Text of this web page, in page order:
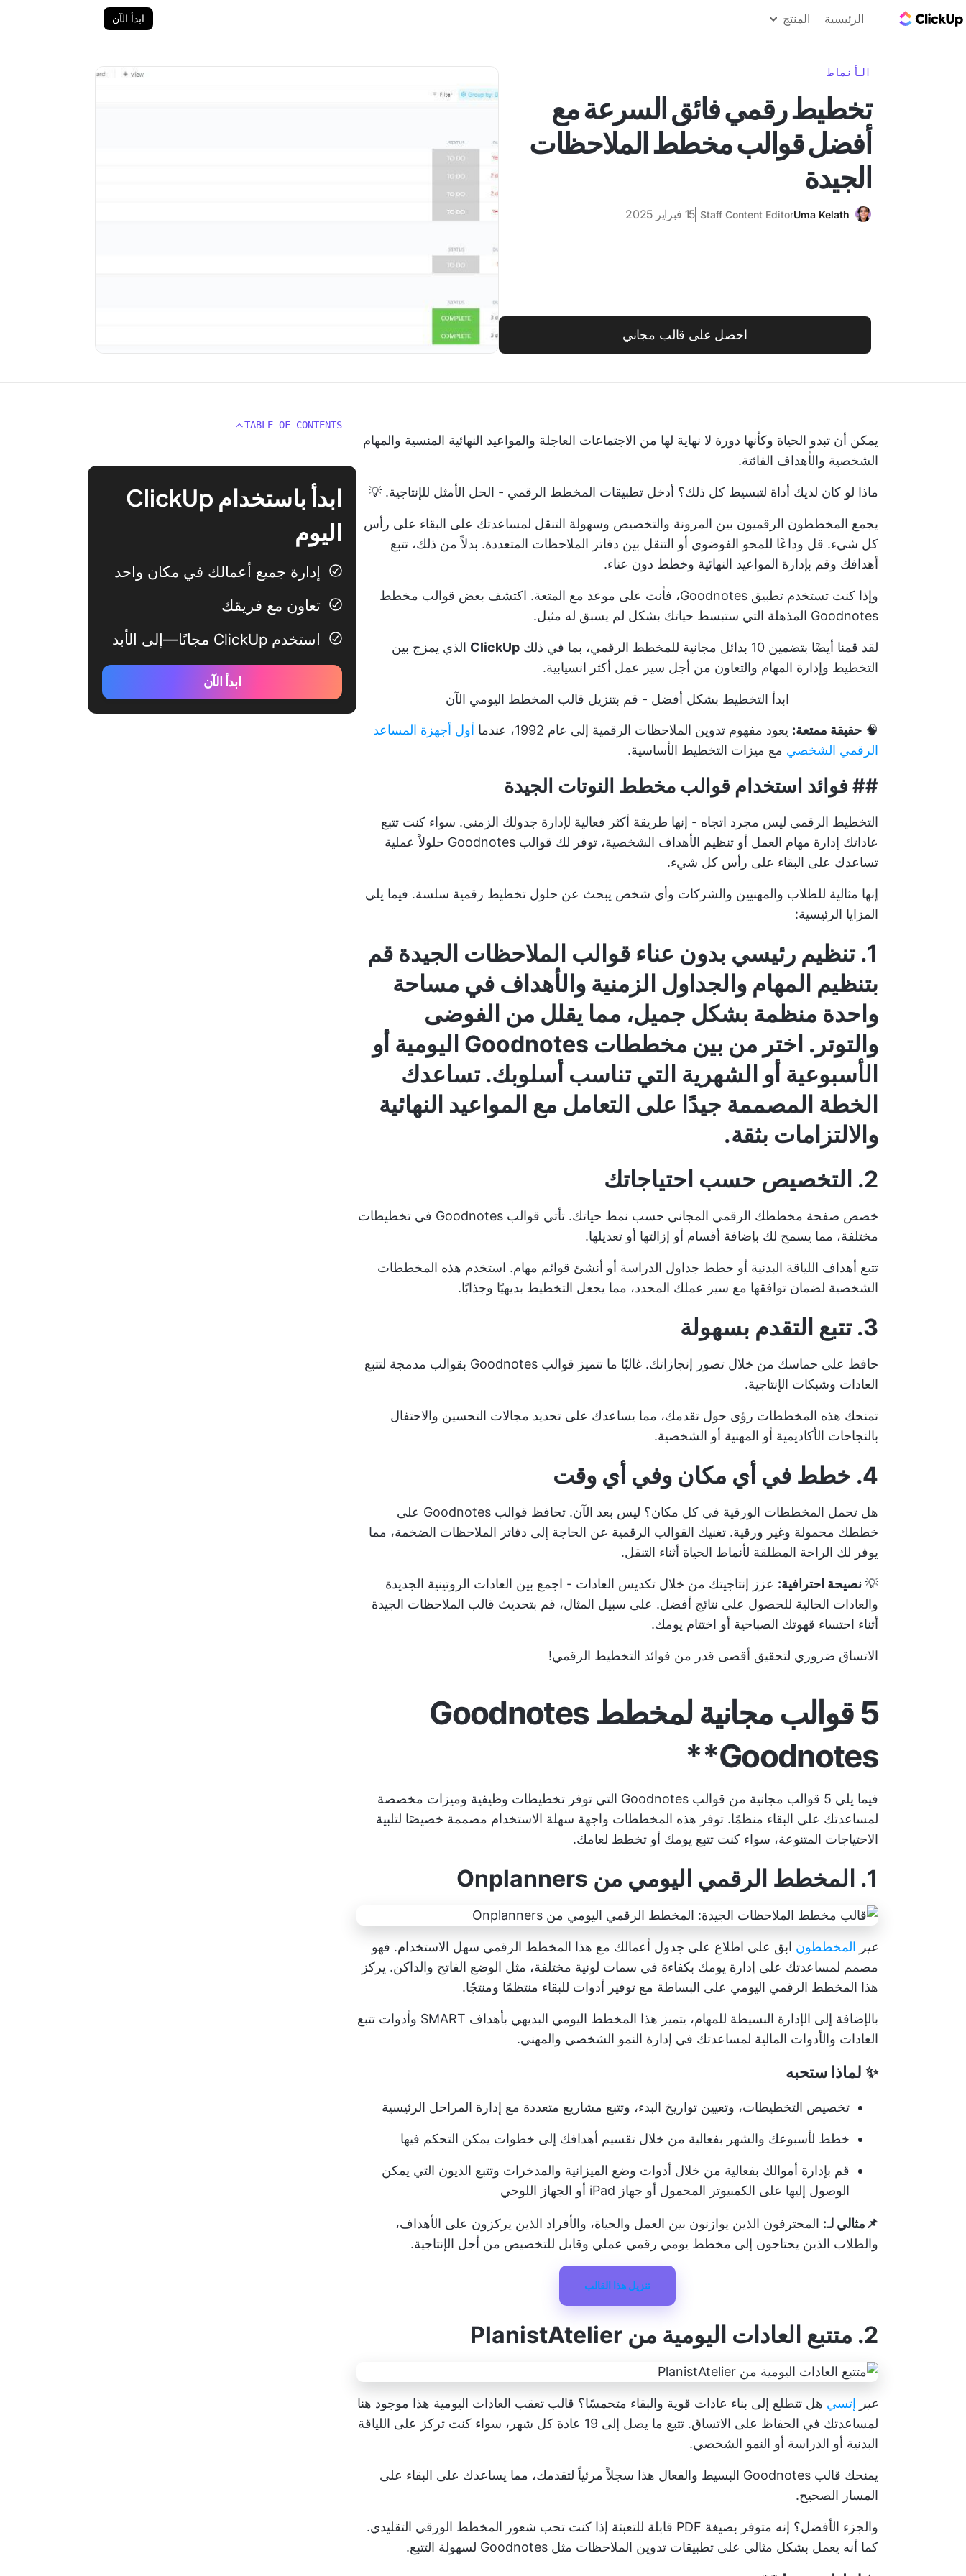
الرئيسية المنتج ابدأ الآن
الأنماط
تخطيط رقمي فائق السرعة مع
أفضل قوالب مخطط الملاحظات
الجيدة
Uma Kelath
Staff Content Editor 15 فبراير 2025
احصل على قالب مجاني
يمكن أن تبدو الحياة وكأنها دورة لا نهاية لها من الاجتماعات العاجلة والمواعيد النهائية المنسية والمهام
الشخصية والأهداف الفائتة.
ماذا لو كان لديك أداة لتبسيط كل ذلك؟ أدخل تطبيقات المخطط الرقمي - الحل الأمثل للإنتاجية. 💡
يجمع المخططون الرقميون بين المرونة والتخصيص وسهولة التنقل لمساعدتك على البقاء على رأس
كل شيء. قل وداعًا للمحو الفوضوي أو التنقل بين دفاتر الملاحظات المتعددة. بدلاً من ذلك، تتبع
أهدافك وقم بإدارة المواعيد النهائية وخطط دون عناء.
وإذا كنت تستخدم تطبيق Goodnotes، فأنت على موعد مع المتعة. اكتشف بعض قوالب مخطط
Goodnotes المذهلة التي ستبسط حياتك بشكل لم يسبق له مثيل.
لقد قمنا أيضًا بتضمين 10 بدائل مجانية للمخطط الرقمي، بما في ذلك ClickUp الذي يمزج بين
التخطيط وإدارة المهام والتعاون من أجل سير عمل أكثر انسيابية.
ابدأ التخطيط بشكل أفضل - قم بتنزيل قالب المخطط اليومي الآن
🧠 حقيقة ممتعة: يعود مفهوم تدوين الملاحظات الرقمية إلى عام 1992، عندما
أول أجهزة المساعد
الرقمي الشخصي مع ميزات التخطيط الأساسية.
## فوائد استخدام قوالب مخطط النوتات الجيدة
التخطيط الرقمي ليس مجرد اتجاه - إنها طريقة أكثر فعالية لإدارة جدولك الزمني. سواء كنت تتبع
عاداتك إدارة مهام العمل
أو تنظيم الأهداف الشخصية، توفر لك قوالب Goodnotes حلولاً عملية
تساعدك على البقاء على رأس كل شيء.
إنها مثالية للطلاب والمهنيين والشركات وأي شخص يبحث عن حلول تخطيط رقمية سلسة. فيما يلي
المزايا الرئيسية:
1. تنظيم رئيسي بدون عناء قوالب الملاحظات الجيدة قم
بتنظيم المهام والجداول الزمنية والأهداف في مساحة
واحدة منظمة بشكل جميل، مما يقلل من الفوضى
والتوتر. اختر من بين مخططات Goodnotes اليومية أو
الأسبوعية أو الشهرية التي تناسب أسلوبك. تساعدك
الخطة المصممة جيدًا على التعامل مع المواعيد النهائية
والالتزامات بثقة.
2. التخصيص حسب احتياجاتك
خصص صفحة مخططك الرقمي المجاني حسب نمط حياتك. تأتي قوالب Goodnotes في تخطيطات
مختلفة، مما يسمح لك بإضافة أقسام أو إزالتها أو تعديلها.
تتبع أهداف اللياقة البدنية أو خطط جداول الدراسة أو أنشئ قوائم مهام. استخدم هذه المخططات
الشخصية لضمان توافقها مع سير عملك المحدد، مما يجعل التخطيط بديهيًا وجذابًا.
3. تتبع التقدم بسهولة
حافظ على حماسك من خلال تصور إنجازاتك. غالبًا ما تتميز قوالب Goodnotes بقوالب مدمجة لتتبع
العادات وشبكات الإنتاجية.
تمنحك هذه المخططات رؤى حول تقدمك، مما يساعدك على تحديد مجالات التحسين والاحتفال
بالنجاحات الأكاديمية أو المهنية أو الشخصية.
4. خطط في أي مكان وفي أي وقت
هل تحمل المخططات الورقية في كل مكان؟ ليس بعد الآن. تحافظ قوالب Goodnotes على
خططك محمولة وغير ورقية. تغنيك القوالب الرقمية عن الحاجة إلى دفاتر الملاحظات الضخمة، مما
يوفر لك الراحة المطلقة لأنماط الحياة أثناء التنقل.
💡 نصيحة احترافية: عزز إنتاجيتك من خلال تكديس العادات - اجمع بين العادات الروتينية الجديدة
والعادات الحالية للحصول على نتائج أفضل. على سبيل المثال، قم بتحديث قالب الملاحظات الجيدة
أثناء احتساء قهوتك الصباحية أو اختتام يومك.
الاتساق ضروري لتحقيق أقصى قدر من فوائد التخطيط الرقمي!
5 قوالب مجانية لمخطط Goodnotes
Goodnotes**
فيما يلي 5 قوالب مجانية من قوالب Goodnotes التي توفر تخطيطات وظيفية وميزات مخصصة
لمساعدتك على البقاء منظمًا. توفر هذه المخططات واجهة سهلة الاستخدام مصممة خصيصًا لتلبية
الاحتياجات المتنوعة، سواء كنت تتبع يومك أو تخطط لعامك.
1. المخطط الرقمي اليومي من Onplanners
عبر المخططون ابق على اطلاع على جدول أعمالك مع هذا المخطط الرقمي سهل الاستخدام. فهو
مصمم لمساعدتك على إدارة يومك بكفاءة في سمات لونية مختلفة، مثل الوضع الفاتح والداكن. يركز
هذا المخطط الرقمي اليومي على البساطة مع توفير أدوات للبقاء منتظمًا ومنتجًا.
بالإضافة إلى الإدارة البسيطة للمهام، يتميز هذا المخطط اليومي البديهي بأهداف SMART وأدوات تتبع
العادات والأدوات المالية لمساعدتك في إدارة النمو الشخصي والمهني.
✨ لماذا ستحبه
تخصيص التخطيطات، وتعيين تواريخ البدء، وتتبع مشاريع متعددة مع إدارة المراحل الرئيسية
خطط لأسبوعك والشهر بفعالية من خلال تقسيم أهدافك إلى خطوات يمكن التحكم فيها
قم بإدارة أموالك بفعالية من خلال أدوات وضع الميزانية والمدخرات وتتبع الديون التي يمكن
الوصول إليها على الكمبيوتر المحمول أو جهاز iPad أو الجهاز اللوحي
📌مثالي لـ: المحترفون الذين يوازنون بين العمل والحياة، والأفراد الذين يركزون على الأهداف،
والطلاب الذين يحتاجون إلى مخطط يومي رقمي عملي وقابل للتخصيص من أجل الإنتاجية.
تنزيل هذا القالب
2. متتبع العادات اليومية من PlanistAtelier
عبر إتسي هل تتطلع إلى بناء عادات قوية والبقاء متحمسًا؟ قالب تعقب العادات اليومية هذا موجود هنا
لمساعدتك في الحفاظ على الاتساق. تتبع ما يصل إلى 19 عادة كل شهر، سواء كنت تركز على اللياقة
البدنية أو الدراسة أو النمو الشخصي.
يمنحك قالب Goodnotes البسيط والفعال هذا سجلاً مرئياً لتقدمك، مما يساعدك على البقاء على
المسار الصحيح.
والجزء الأفضل؟ إنه متوفر بصيغة PDF قابلة للتعبئة إذا كنت تحب شعور المخطط الورقي التقليدي.
كما أنه يعمل بشكل مثالي على تطبيقات تدوين الملاحظات مثل Goodnotes لسهولة التتبع.
TABLE OF CONTENTS
ابدأ باستخدام ClickUp
اليوم
إدارة جميع أعمالك في مكان واحد
تعاون مع فريقك
استخدم ClickUp مجانًا—إلى الأبد
ابدأ الآن